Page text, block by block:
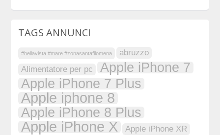
TAGS ANNUNCI
#bellavista #mare #zonasantafilomena
abruzzo
Alimentatore per pc
Apple iPhone 7
Apple iPhone 7 Plus
Apple iphone 8
Apple iPhone 8 Plus
Apple iPhone X
Apple iPhone XR